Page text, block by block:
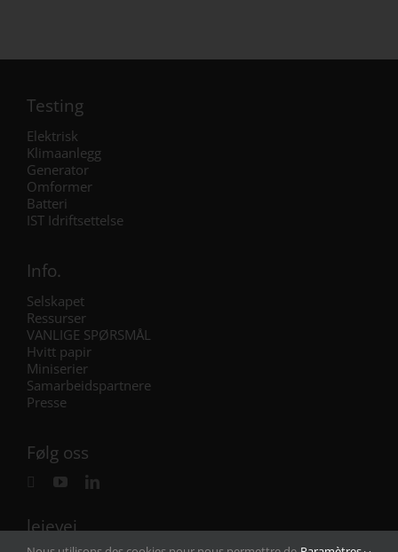
Testing
Elektrisk
Klimaanlegg
Generator
Omformer
Batteri
IST Idriftsettelse
Info.
Selskapet
Ressurser
VANLIGE SPØRSMÅL
Hvitt papir
Miniserier
Samarbeidspartnere
Presse
Følg oss
leievei